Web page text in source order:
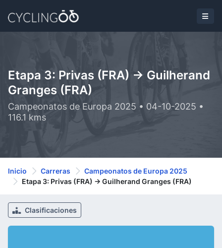
Etapa 3: Privas (FRA) -> Guilherand
Granges (FRA)
Campeonatos de Europa 2025 • 04-10-2025 •
116.1 kms
Inicio Carreras
Campeonatos de Europa 2025
Etapa 3: Privas (FRA) -> Guilherand Granges (FRA)
Clasificaciones